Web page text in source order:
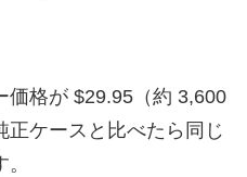
価格が $29.95（約 3,600
正ケースと比べたら同じ